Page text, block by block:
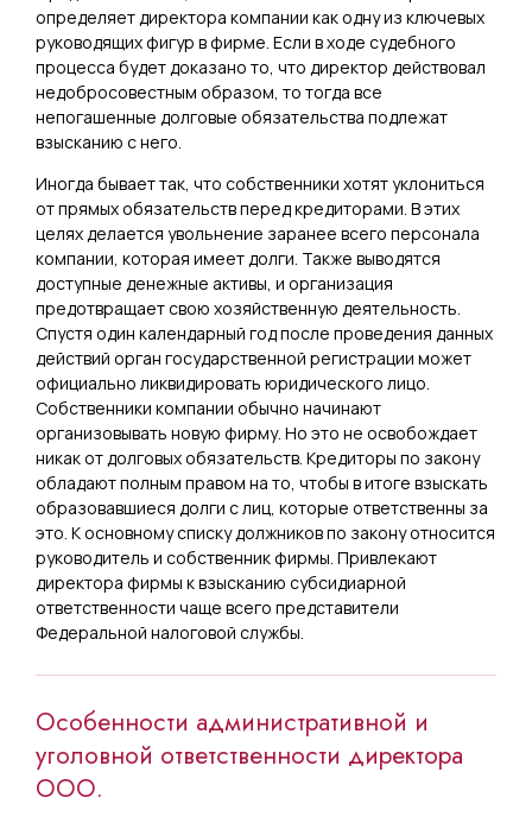
определяет директора компании как одну из ключевых
руководящих фигур в фирме. Если в ходе судебного
процесса будет доказано то, что директор действовал
недобросовестным образом, то тогда все
непогашенные долговые обязательства подлежат
взысканию с него.
Иногда бывает так, что собственники хотят уклониться
от прямых обязательств перед кредиторами. В этих
целях делается увольнение заранее всего персонала
компании, которая имеет долги. Также выводятся
доступные денежные активы, и организация
предотвращает свою хозяйственную деятельность.
Спустя один календарный год после проведения данных
действий орган государственной регистрации может
официально ликвидировать юридического лицо.
Собственники компании обычно начинают
организовывать новую фирму. Но это не освобождает
никак от долговых обязательств. Кредиторы по закону
обладают полным правом на то, чтобы в итоге взыскать
образовавшиеся долги с лиц, которые ответственны за
это. К основному списку должников по закону относится
руководитель и собственник фирмы. Привлекают
директора фирмы к взысканию субсидиарной
ответственности чаще всего представители
Федеральной налоговой службы.
Особенности административной и
уголовной ответственности директора
ООО.